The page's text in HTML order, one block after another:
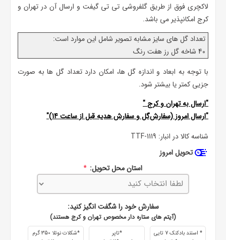
لاکچری فوق از طریق گلفروشی تی تی گیفت و ارسال آن در تهران و
کرج امکانپذیر می باشد.
تعداد گل های سایز مشابه تصویر شامل این موارد است:
40 شاخه گل رز هفت رنگ
با توجه به ابعاد و اندازه گل ها، امکان دارد تعداد گل ها به صورت
جزیی کمتر یا بیشتر شود.
"ارسال بهتهرانوکرج"
"ارسال امروز (سفارش‌گل و سفارش هدیه قبل از ساعت 14)"
شناسه کالا در انبار: TTF-1119
تحویل امروز
استان محل تحویل: *
سفارش خود را شگفت انگیز کنید:
(آیتم های ستاره دار مخصوص تهران و کرج هستند)
* استند بادکنک 7 تایی
*تاپر
*شکلات نوتلا 350 گرم